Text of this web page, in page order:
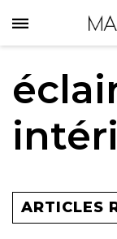
to
main
content
ARTICLES